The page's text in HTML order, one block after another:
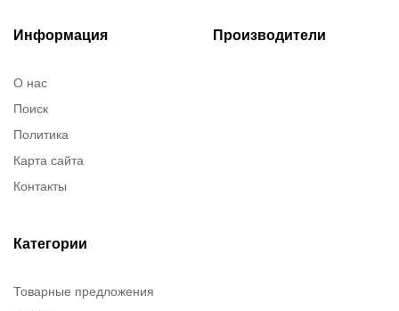
Информация
О нас
Поиск
Политика
Карта сайта
Контакты
Производители
Категории
Товарные предложения